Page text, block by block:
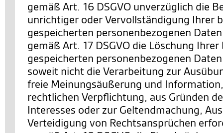
gemäß Art. 16 DSGVO unverzüglich die
unrichtiger oder Vervollständigung Ihrer
gespeicherten personenbezogenen
gemäß Art. 17 DSGVO die Löschung Ihrer
gespeicherten personenbezogenen
soweit nicht die Verarbeitung zur
freie Meinungsäußerung und
rechtlichen Verpflichtung, aus Gründen
Interesses oder zur Geltendmachung,
Verteidigung von Rechtsansprüchen